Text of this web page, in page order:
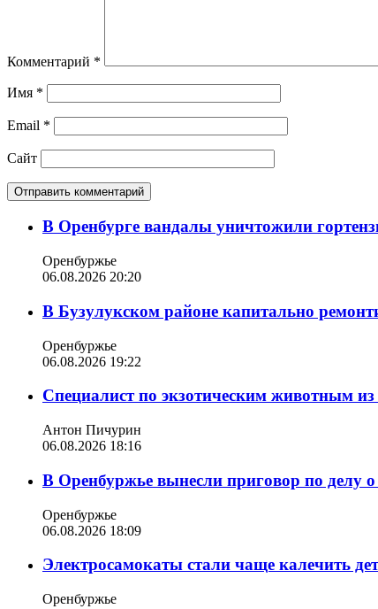
Комментарий *
Имя *
Email *
Сайт
В Оренбурге вандалы уничтожили
Оренбуржье
06.08.2026 20:20
В Бузулукском районе капитально
Оренбуржье
06.08.2026 19:22
Специалист по экзотическим животным
Антон Пичурин
06.08.2026 18:16
В Оренбуржье вынесли приговор по делу
Оренбуржье
06.08.2026 18:09
Электросамокаты стали чаще калечить
Оренбуржье